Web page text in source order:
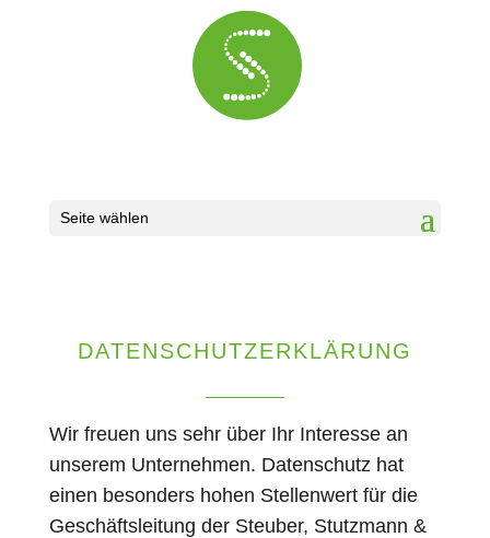
Seite wählen
DATENSCHUTZERKLÄRUNG
Wir freuen uns sehr über Ihr Interesse an
unserem Unternehmen. Datenschutz hat
einen besonders hohen Stellenwert für die
Geschäftsleitung der Steuber, Stutzmann &